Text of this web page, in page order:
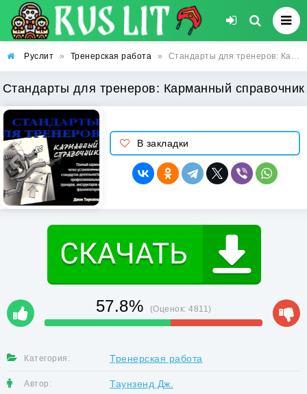
Руслит » Тренерская работа » Стандарты для тренеров: Карманный справочник
Стандарты для тренеров: Карманный справочник
В закладки
57.8% (Оценок: 4811)
Категория: Тренерская работа
Автор: Таунзенд Дж.